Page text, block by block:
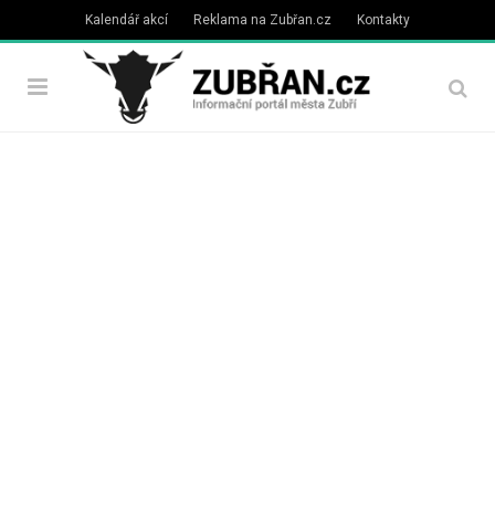
Kalendář akcí Reklama na Zubřan.cz Kontakty